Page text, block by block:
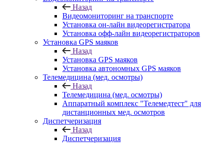
Назад
Видеомониторинг на транспорте
Установка он-лайн видеорегистратора
Установка офф-лайн видеорегистраторов
Установка GPS маяков
Назад
Установка GPS маяков
Установка автономных GPS маяков
Телемедицина (мед. осмотры)
Назад
Телемедицина (мед. осмотры)
Аппаратный комплекс "Телемедтест" для
дистанционных мед. осмотров
Диспетчеризация
Назад
Диспетчеризация